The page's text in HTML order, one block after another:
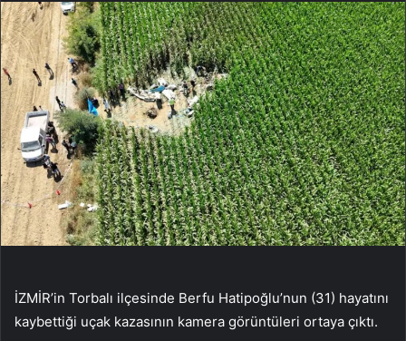
İZMİR’in Torbalı ilçesinde Berfu Hatipoğlu’nun (31) hayatını
kaybettiği uçak kazasının kamera görüntüleri ortaya çıktı.